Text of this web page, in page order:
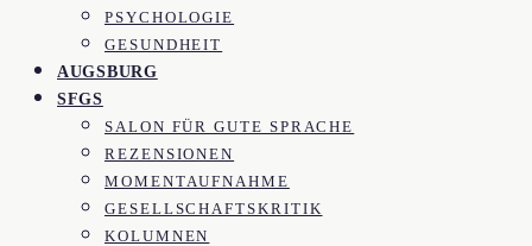
PSYCHOLOGIE
GESUNDHEIT
AUGSBURG
SFGS
SALON FÜR GUTE SPRACHE
REZENSIONEN
MOMENTAUFNAHME
GESELLSCHAFTSKRITIK
KOLUMNEN